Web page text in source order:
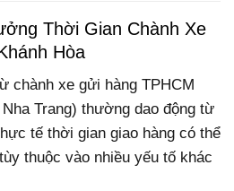
Thời Gian Chành Xe
Hòa
chành xe gửi hàng TPHCM
Trang) thường dao động từ
tế thời gian giao hàng có thể
thuộc vào nhiều yếu tố khác